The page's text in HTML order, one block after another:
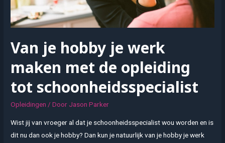
Van je hobby je werk
maken met de opleiding
tot schoonheidsspecialist
Opleidingen / Door Jason Parker
Wist jij van vroeger al dat je schoonheidsspecialist wou worden en is
dit nu dan ook je hobby? Dan kun je natuurlijk van je hobby je werk